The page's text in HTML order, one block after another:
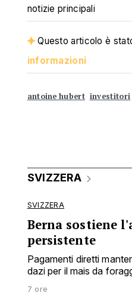
notizie principali
Questo articolo è
informazioni
antoine hubert investitori
SVIZZERA
SVIZZERA
Berna sostiene
persistente
Pagamenti diretti
dazi per il mais da
7 ore